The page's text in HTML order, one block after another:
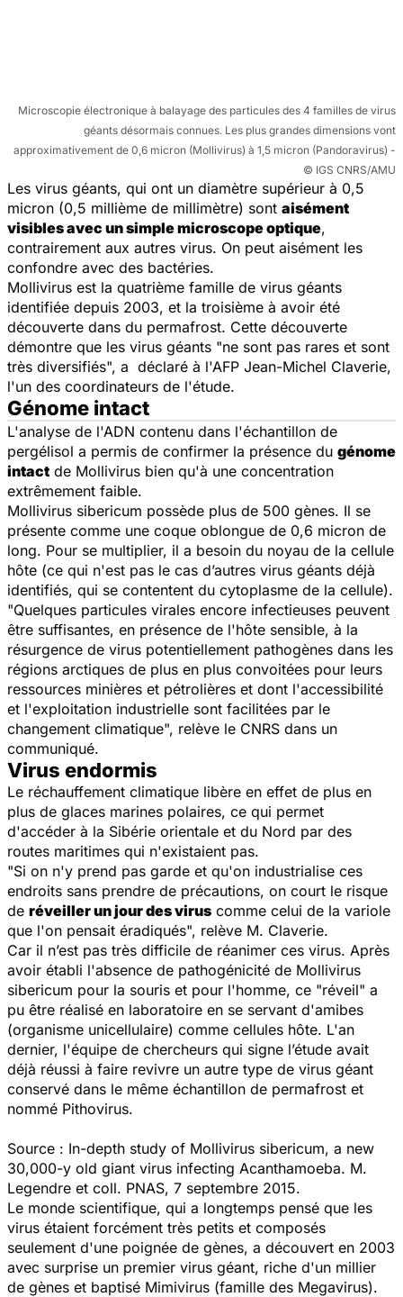
Microscopie électronique à balayage des particules des 4 familles de virus
géants désormais connues. Les plus grandes dimensions vont
approximativement de 0,6 micron (Mollivirus) à 1,5 micron (Pandoravirus) -
© IGS CNRS/AMU
Les virus géants, qui ont un diamètre supérieur à 0,5
micron (0,5 millième de millimètre) sont aisément
visibles avec un simple microscope optique,
contrairement aux autres virus. On peut aisément les
confondre avec des bactéries.
Mollivirus est la quatrième famille de virus géants
identifiée depuis 2003, et la troisième à avoir été
découverte dans du permafrost. Cette découverte
démontre que les virus géants "ne sont pas rares et sont
très diversifiés", a déclaré à l'AFP Jean-Michel Claverie,
l'un des coordinateurs de l'étude.
Génome intact
L'analyse de l'ADN contenu dans l'échantillon de
pergélisol a permis de confirmer la présence du génome
intact de Mollivirus bien qu'à une concentration
extrêmement faible.
Mollivirus sibericum possède plus de 500 gènes. Il se
présente comme une coque oblongue de 0,6 micron de
long. Pour se multiplier, il a besoin du noyau de la cellule
hôte (ce qui n'est pas le cas d’autres virus géants déjà
identifiés, qui se contentent du cytoplasme de la cellule).
"Quelques particules virales encore infectieuses peuvent
être suffisantes, en présence de l'hôte sensible, à la
résurgence de virus potentiellement pathogènes dans les
régions arctiques de plus en plus convoitées pour leurs
ressources minières et pétrolières et dont l'accessibilité
et l'exploitation industrielle sont facilitées par le
changement climatique", relève le CNRS dans un
communiqué.
Virus endormis
Le réchauffement climatique libère en effet de plus en
plus de glaces marines polaires, ce qui permet
d'accéder à la Sibérie orientale et du Nord par des
routes maritimes qui n'existaient pas.
"Si on n'y prend pas garde et qu'on industrialise ces
endroits sans prendre de précautions, on court le risque
de réveiller un jour des virus comme celui de la variole
que l'on pensait éradiqués", relève M. Claverie.
Car il n’est pas très difficile de réanimer ces virus. Après
avoir établi l'absence de pathogénicité de Mollivirus
sibericum pour la souris et pour l'homme, ce "réveil" a
pu être réalisé en laboratoire en se servant d'amibes
(organisme unicellulaire) comme cellules hôte. L'an
dernier, l'équipe de chercheurs qui signe l’étude avait
déjà réussi à faire revivre un autre type de virus géant
conservé dans le même échantillon de permafrost et
nommé Pithovirus.
Source : In-depth study of Mollivirus sibericum, a new
30,000-y old giant virus infecting Acanthamoeba. M.
Legendre et coll. PNAS, 7 septembre 2015.
Le monde scientifique, qui a longtemps pensé que les
virus étaient forcément très petits et composés
seulement d'une poignée de gènes, a découvert en 2003
avec surprise un premier virus géant, riche d'un millier
de gènes et baptisé Mimivirus (famille des Megavirus).